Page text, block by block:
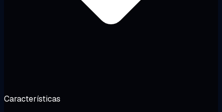
Características